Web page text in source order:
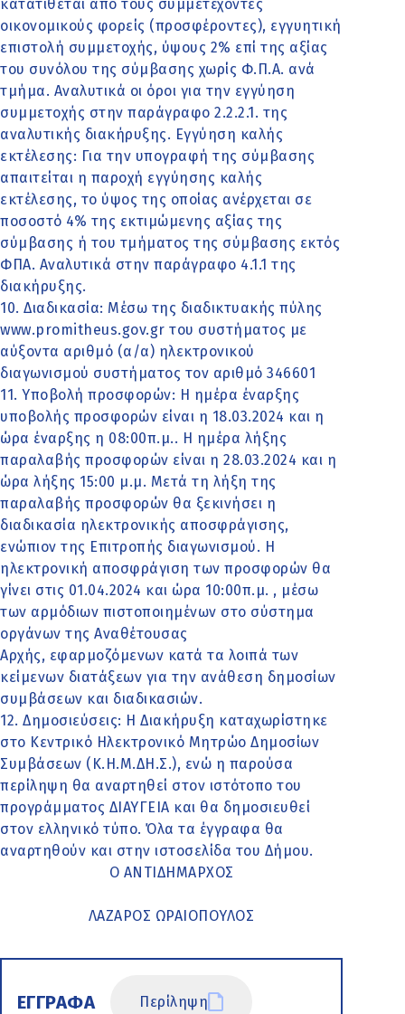
κατατίθεται από τους συμμετέχοντες
οικονομικούς φορείς (προσφέροντες), εγγυητική
επιστολή συμμετοχής, ύψους 2% επί της αξίας
του συνόλου της σύμβασης χωρίς Φ.Π.Α. ανά
τμήμα. Αναλυτικά οι όροι για την εγγύηση
συμμετοχής στην παράγραφο 2.2.2.1. της
αναλυτικής διακήρυξης. Εγγύηση καλής
εκτέλεσης: Για την υπογραφή της σύμβασης
απαιτείται η παροχή εγγύησης καλής
εκτέλεσης, το ύψος της οποίας ανέρχεται σε
ποσοστό 4% της εκτιμώμενης αξίας της
σύμβασης ή του τμήματος της σύμβασης εκτός
ΦΠΑ. Αναλυτικά στην παράγραφο 4.1.1 της
διακήρυξης.
10. Διαδικασία: Μέσω της διαδικτυακής πύλης
www.promitheus.gov.gr του συστήματος με
αύξοντα αριθμό (α/α) ηλεκτρονικού
διαγωνισμού συστήματος τον αριθμό 346601
11. Υποβολή προσφορών: Η ημέρα έναρξης
υποβολής προσφορών είναι η 18.03.2024 και η
ώρα έναρξης η 08:00π.μ.. Η ημέρα λήξης
παραλαβής προσφορών είναι η 28.03.2024 και η
ώρα λήξης 15:00 μ.μ. Μετά τη λήξη της
παραλαβής προσφορών θα ξεκινήσει η
διαδικασία ηλεκτρονικής αποσφράγισης,
ενώπιον της Επιτροπής διαγωνισμού. Η
ηλεκτρονική αποσφράγιση των προσφορών θα
γίνει στις 01.04.2024 και ώρα 10:00π.μ. , μέσω
των αρμόδιων πιστοποιημένων στο σύστημα
οργάνων της Αναθέτουσας
Αρχής, εφαρμοζόμενων κατά τα λοιπά των
κείμενων διατάξεων για την ανάθεση δημοσίων
συμβάσεων και διαδικασιών.
12. Δημοσιεύσεις: Η Διακήρυξη καταχωρίστηκε
στο Κεντρικό Ηλεκτρονικό Μητρώο Δημοσίων
Συμβάσεων (Κ.Η.Μ.ΔΗ.Σ.), ενώ η παρούσα
περίληψη θα αναρτηθεί στον ιστότοπο του
προγράμματος ΔΙΑΥΓΕΙΑ και θα δημοσιευθεί
στον ελληνικό τύπο. Όλα τα έγγραφα θα
αναρτηθούν και στην ιστοσελίδα του Δήμου.
Ο ΑΝΤΙΔΗΜΑΡΧΟΣ
ΛΑΖΑΡΟΣ ΩΡΑΙΟΠΟΥΛΟΣ
ΕΓΓΡΑΦΑ Περίληψη